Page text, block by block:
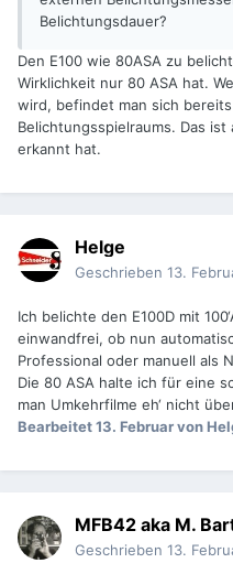
Belichtungsdauer?
Den E100 wie 80ASA zu
Wirklichkeit nur 80 ASA hat.
wird, befindet man sich bereits
Belichtungsspielraums. Das
erkannt hat.
Helge
Geschrieben 13.
Ich belichte den E100D mit
einwandfrei, ob nun
Professional oder manuell als
Die 80 ASA halte ich für eine
man Umkehrfilme eh‘ nicht
Bearbeitet13. Februarvon
MFB42 aka M.
Geschrieben 13.